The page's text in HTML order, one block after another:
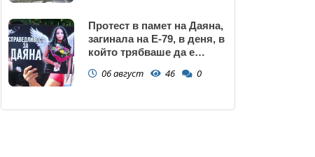
Протест в памет на Даяна,
загинала на Е-79, в деня, в
който трябваше да е
06 август 46 0